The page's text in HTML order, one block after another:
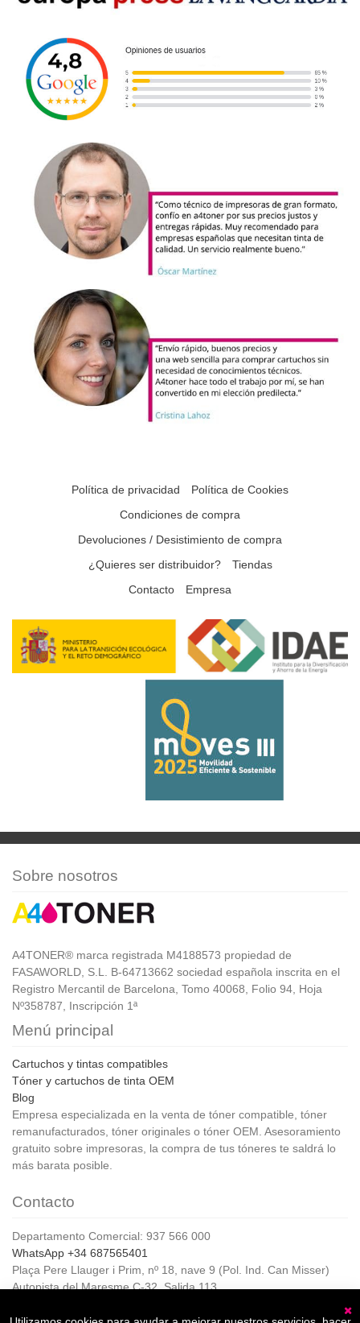
Política de privacidad
Política de Cookies
Condiciones de compra
Devoluciones / Desistimiento de compra
¿Quieres ser distribuidor?
Tiendas
Contacto
Empresa
Sobre nosotros
A4TONER® marca registrada M4188573 propiedad de
FASAWORLD, S.L. B-64713662 sociedad española inscrita en el
Registro Mercantil de Barcelona, Tomo 40068, Folio 94, Hoja
Nº358787, Inscripción 1ª
Menú principal
Cartuchos y tintas compatibles
Tóner y cartuchos de tinta OEM
Blog
Empresa especializada en la venta de tóner compatible, tóner
remanufacturados, tóner originales o tóner OEM. Asesoramiento
gratuito sobre impresoras, la compra de tus tóneres te saldrá lo
más barata posible.
Contacto
Departamento Comercial: 937 566 000
WhatsApp +34 687565401
Plaça Pere Llauger i Prim, nº 18, nave 9 (Pol. Ind. Can Misser)
Autopista del Maresme C-32, Salida 113